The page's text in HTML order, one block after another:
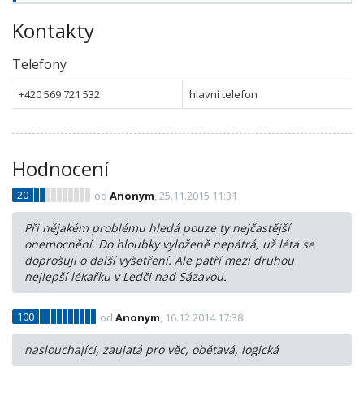
Kontakty
Telefony
+420 569 721 532 hlavní telefon
Hodnocení
20 od Anonym, 25.11.2015 11:31
Při nějakém problému hledá pouze ty nejčastější
onemocnění. Do hloubky vyloženě nepátrá, už léta se
doprošuji o další vyšetření. Ale patří mezi druhou
nejlepší lékařku v Ledči nad Sázavou.
100 od Anonym, 16.12.2014 17:38
naslouchající, zaujatá pro věc, obětavá, logická